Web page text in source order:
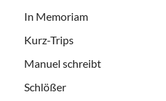
In Memoriam
Kurz-Trips
Manuel schreibt
Schlößer